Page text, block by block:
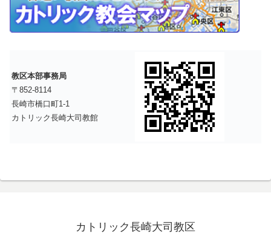
教区本部事務局
〒852-8114
長崎市橋口町1-1
カトリック長崎大司教館
カトリック長崎大司教区